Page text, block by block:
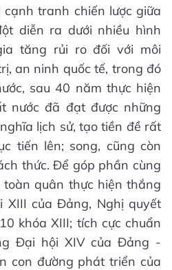
tranh chiến lược giữa
diễn ra dưới nhiều hình
tăng rủi ro đối với môi
an ninh quốc tế, trong đó
sau 40 năm thực hiện
nước đã đạt được những
lịch sử, tạo tiền đề rất
tiến lên; song, cũng còn
thức. Để góp phần cùng
quân thực hiện thắng
XIII của Đảng, Nghị quyết
khóa XIII; tích cực chuẩn
Đại hội XIV của Đảng -
con đường phát triển của